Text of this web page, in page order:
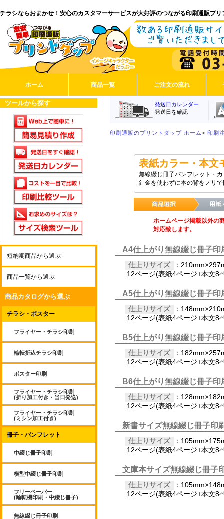
チラシならおまかせ！安心のカスタマーサービスが大好評のつながる印刷通販プリ
ホーム 商品一覧 ご注文の流れ
発送日カレンダー
発送日を確認
印刷通販のプリントダップ ホーム> 印刷
表紙カラー・本文
無線綴じ冊子パンフレット・
針金を使わずに本の背をノリ
ホームページ掲載以外の
対応致します。
A4仕上がり無線綴じ冊子印
仕上りサイズ
：
12ページ(表紙4ページ+本文8
A5仕上がり無線綴じ冊子印
仕上りサイズ
：
12ページ(表紙4ページ+本文8
B5仕上がり無線綴じ冊子
仕上りサイズ
：
12ページ(表紙4ページ+本文8
B6仕上がり無線綴じ冊子
仕上りサイズ
：
12ページ(表紙4ページ+本文8
新書サイズ無線綴じ冊子印
仕上りサイズ
：
12ページ(表紙4ページ+本文8
文庫本サイズ無線綴じ冊子
仕上りサイズ
：
12ページ(表紙4ページ+本文8
ツールから探す
短納期商品から選ぶ
商品一覧から選ぶ
商品カタログから選ぶ
チラシ・ポスター
フライヤー・チラシ印刷
輪転折込チラシ印刷
ポスター印刷
フライヤー・チラシ印刷
(折り加工付き・当日発送)
フライヤー・チラシ印刷
(ミシン加工付き)
冊子・パンフレット
中綴じ冊子印刷
横型中綴じ冊子印刷
フリーペーパー
(輪転機印刷・中綴じ冊子)
無線綴じ冊子印刷